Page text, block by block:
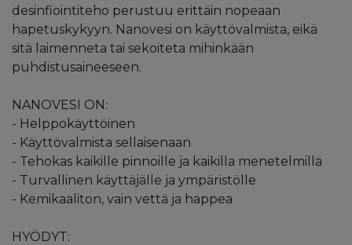
desinfiointiteho perustuu erittäin nopeaan
hapetuskykyyn. Nanovesi on käyttövalmista, eikä
sitä laimenneta tai sekoiteta mihinkään
puhdistusaineeseen.
NANOVESI ON:
- Helppokäyttöinen
- Käyttövalmista sellaisenaan
- Tehokas kaikille pinnoille ja kaikilla menetelmillä
- Turvallinen käyttäjälle ja ympäristölle
- Kemikaaliton, vain vettä ja happea
HYÖDYT: